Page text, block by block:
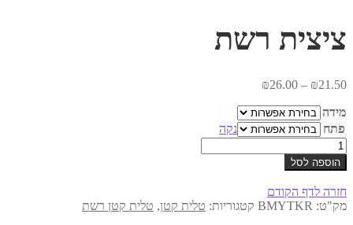
ציצית רשת
₪21.50
–
₪26.00
עד
מידה
פתח
נקה
כמות
של
ציצית
רשת
הוספה לסל
חזרה לדף הקודם
מק"ט: BMYTKR קטגוריות: טלית קטן, טלית קטן רשת